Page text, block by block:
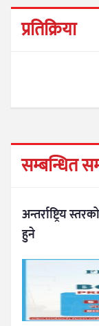
प्रतिक्रिया
सम्बन्धित
अन्तर्राष्ट्रिय
हुने